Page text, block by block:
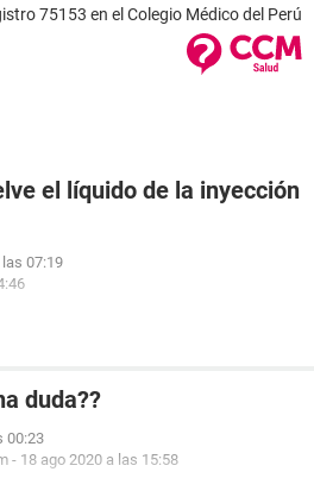
75153 en el Colegio Médico del Perú
el líquido de la inyección
07:19
duda??
00:23
- 18 ago 2020 a las 15:58